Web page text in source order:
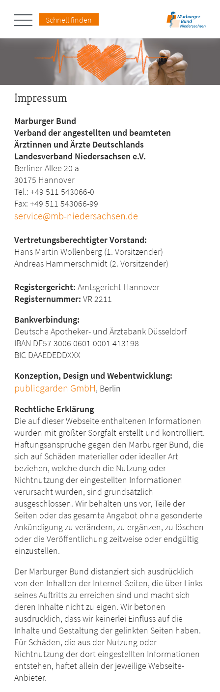
Schnell finden
Impressum
Marburger Bund
Verband der angestellten und beamteten
Ärztinnen und Ärzte Deutschlands
Landesverband Niedersachsen e.V.
Berliner Allee 20 a
30175 Hannover
Tel.: +49 511 543066-0
Fax: +49 511 543066-99
service@mb-niedersachsen.de
Vertretungsberechtigter Vorstand:
Hans Martin Wollenberg (1. Vorsitzender)
Andreas Hammerschmidt (2. Vorsitzender)
Registergericht:Amtsgericht Hannover
Registernummer:VR 2211
Bankverbindung:
Deutsche Apotheker- und Ärztebank Düsseldorf
IBAN DE57 3006 0601 0001 413198
BIC DAAEDEDDXXX
Konzeption, Design und Webentwicklung:
publicgarden GmbH, Berlin
Rechtliche Erklärung
Die auf dieser Webseite enthaltenen Informationen
wurden mit größter Sorgfalt erstellt und kontrolliert.
Haftungsansprüche gegen den Marburger Bund, die
sich auf Schäden materieller oder ideeller Art
beziehen, welche durch die Nutzung oder
Nichtnutzung der eingestellten Informationen
verursacht wurden, sind grundsätzlich
ausgeschlossen. Wir behalten uns vor, Teile der
Seiten oder das gesamte Angebot ohne gesonderte
Ankündigung zu verändern, zu ergänzen, zu löschen
oder die Veröffentlichung zeitweise oder endgültig
einzustellen.
Der Marburger Bund distanziert sich ausdrücklich
von den Inhalten der Internet-Seiten, die über Links
seines Auftritts zu erreichen sind und macht sich
deren Inhalte nicht zu eigen. Wir betonen
ausdrücklich, dass wir keinerlei Einfluss auf die
Inhalte und Gestaltung der gelinkten Seiten haben.
Für Schäden, die aus der Nutzung oder
Nichtnutzung der dort eingestellten Informationen
entstehen, haftet allein der jeweilige Webseite-
Anbieter.